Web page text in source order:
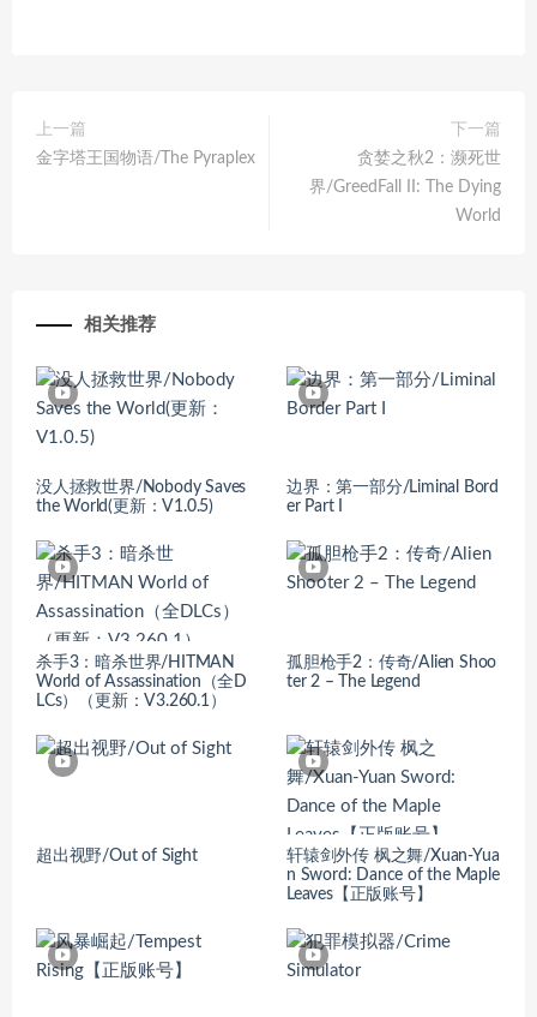
上一篇
金字塔王国物语/The Pyraplex
下一篇
贪婪之秋2：濒死世
界/GreedFall II: The Dying
World
相关推荐
没人拯救世界/Nobody Saves
the World(更新：V1.0.5)
边界：第一部分/Liminal Bord
er Part I
杀手3：暗杀世界/HITMAN
World of Assassination（全D
LCs）（更新：V3.260.1）
孤胆枪手2：传奇/Alien Shoo
ter 2 – The Legend
超出视野/Out of Sight
轩辕剑外传 枫之舞/Xuan-Yua
n Sword: Dance of the Maple
Leaves【正版账号】